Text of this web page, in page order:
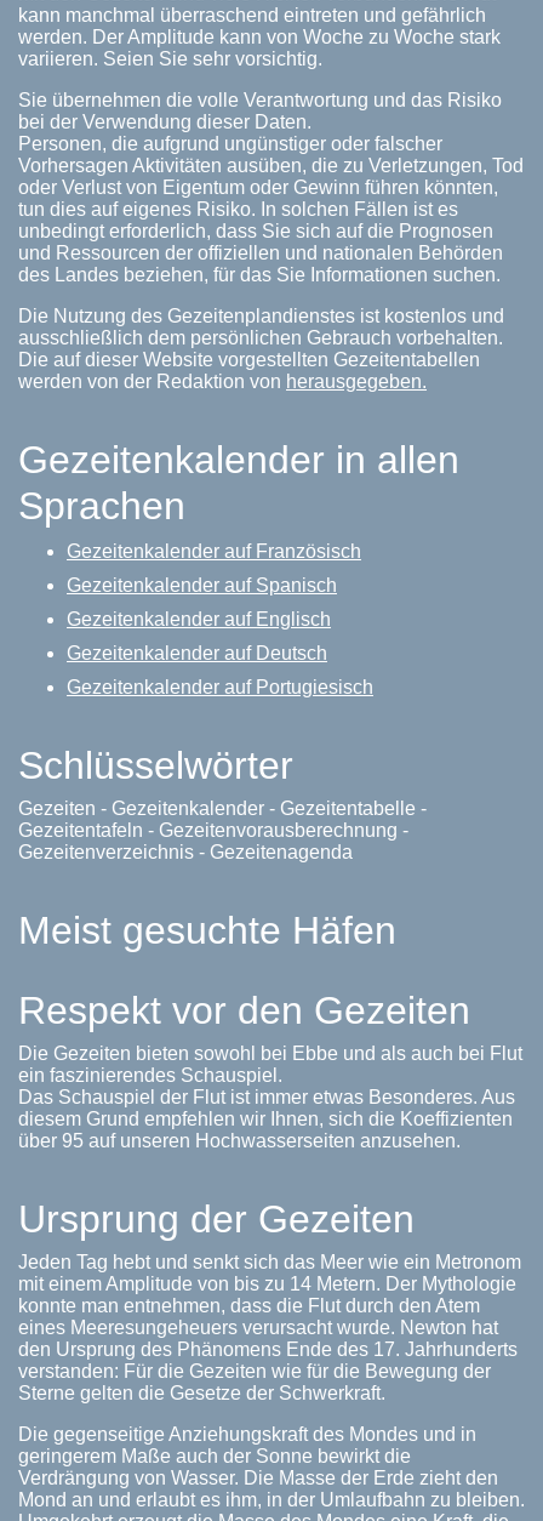
kann manchmal überraschend eintreten und gefährlich
werden. Der Amplitude kann von Woche zu Woche stark
variieren. Seien Sie sehr vorsichtig.
Sie übernehmen die volle Verantwortung und das Risiko
bei der Verwendung dieser Daten.
Personen, die aufgrund ungünstiger oder falscher
Vorhersagen Aktivitäten ausüben, die zu Verletzungen, Tod
oder Verlust von Eigentum oder Gewinn führen könnten,
tun dies auf eigenes Risiko. In solchen Fällen ist es
unbedingt erforderlich, dass Sie sich auf die Prognosen
und Ressourcen der offiziellen und nationalen Behörden
des Landes beziehen, für das Sie Informationen suchen.
Die Nutzung des Gezeitenplandienstes ist kostenlos und
ausschließlich dem persönlichen Gebrauch vorbehalten.
Die auf dieser Website vorgestellten Gezeitentabellen
werden von der Redaktion von herausgegeben.
Gezeitenkalender in allen
Sprachen
Gezeitenkalender auf Französisch
Gezeitenkalender auf Spanisch
Gezeitenkalender auf Englisch
Gezeitenkalender auf Deutsch
Gezeitenkalender auf Portugiesisch
Schlüsselwörter
Gezeiten - Gezeitenkalender - Gezeitentabelle -
Gezeitentafeln - Gezeitenvorausberechnung -
Gezeitenverzeichnis - Gezeitenagenda
Meist gesuchte Häfen
Respekt vor den Gezeiten
Die Gezeiten bieten sowohl bei Ebbe und als auch bei Flut
ein faszinierendes Schauspiel.
Das Schauspiel der Flut ist immer etwas Besonderes. Aus
diesem Grund empfehlen wir Ihnen, sich die Koeffizienten
über 95 auf unseren Hochwasserseiten anzusehen.
Ursprung der Gezeiten
Jeden Tag hebt und senkt sich das Meer wie ein Metronom
mit einem Amplitude von bis zu 14 Metern. Der Mythologie
konnte man entnehmen, dass die Flut durch den Atem
eines Meeresungeheuers verursacht wurde. Newton hat
den Ursprung des Phänomens Ende des 17. Jahrhunderts
verstanden: Für die Gezeiten wie für die Bewegung der
Sterne gelten die Gesetze der Schwerkraft.
Die gegenseitige Anziehungskraft des Mondes und in
geringerem Maße auch der Sonne bewirkt die
Verdrängung von Wasser. Die Masse der Erde zieht den
Mond an und erlaubt es ihm, in der Umlaufbahn zu bleiben.